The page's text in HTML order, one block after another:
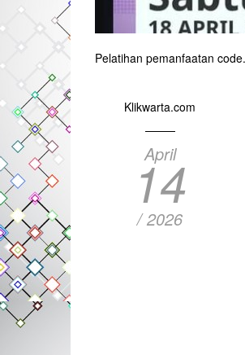
Pelatihan pemanfaatan
Klikwarta.com
April
14
/ 2026